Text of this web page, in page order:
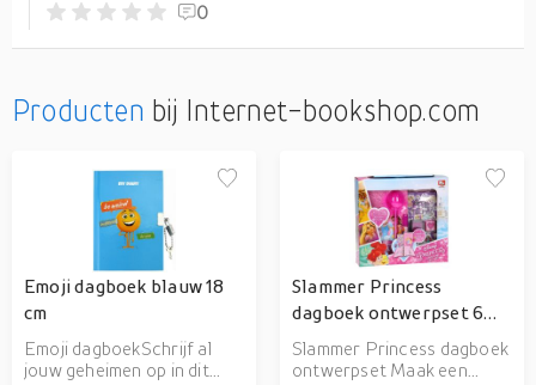
0
Producten bij Internet-bookshop.com
Emoji dagboek blauw 18
cm
Emoji dagboekSchrijf al
jouw geheimen op in dit
Slammer Princess
dagboek ontwerpset 6
delig meisjes roze
Slammer Princess dagboek
ontwerpset Maak een